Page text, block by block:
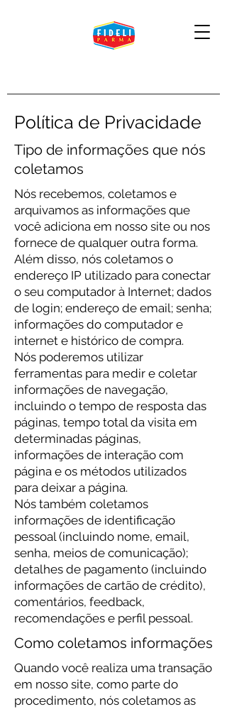
Política de Privacidade
Tipo de informações que nós
coletamos
Nós recebemos, coletamos e
arquivamos as informações que
você adiciona em nosso site ou nos
fornece de qualquer outra forma.
Além disso, nós coletamos o
endereço IP utilizado para conectar
o seu computador à Internet; dados
de login; endereço de email; senha;
informações do computador e
internet e histórico de compra.
Nós poderemos utilizar
ferramentas para medir e coletar
informações de navegação,
incluindo o tempo de resposta das
páginas, tempo total da visita em
determinadas páginas,
informações de interação com
página e os métodos utilizados
para deixar a página.
Nós também coletamos
informações de identificação
pessoal (incluindo nome, email,
senha, meios de comunicação);
detalhes de pagamento (incluindo
informações de cartão de crédito),
comentários, feedback,
recomendações e perfil pessoal.
Como coletamos informações
Quando você realiza uma transação
em nosso site, como parte do
procedimento, nós coletamos as